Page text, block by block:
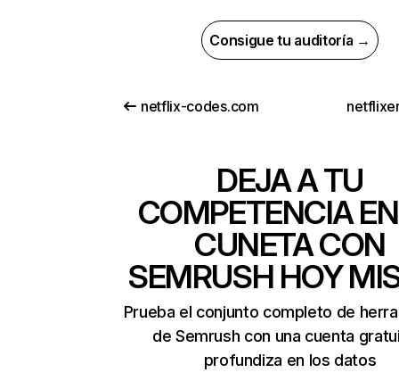
Consigue tu auditoría →
netflix-codes.com
DEJA A TU
COMPETENCIA
CUNETA CON
SEMRUSH HOY
Prueba el conjunto completo de
de Semrush con una cuenta
profundiza en los datos